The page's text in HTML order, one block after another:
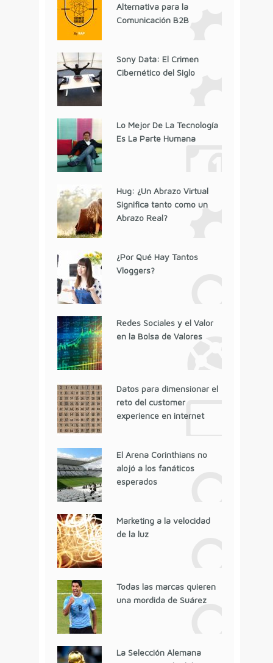
Alternativa para la
Comunicación B2B
Sony Data: El Crimen
Cibernético del Siglo
Lo Mejor De La Tecnología
Es La Parte Humana
Hug: ¿Un Abrazo Virtual
Significa tanto como un
Abrazo Real?
¿Por Qué Hay Tantos
Vloggers?
Redes Sociales y el Valor
en la Bolsa de Valores
Datos para dimensionar el
reto del customer
experience en internet
El Arena Corinthians no
alojó a los fanáticos
esperados
Marketing a la velocidad
de la luz
Todas las marcas quieren
una mordida de Suárez
La Selección Alemana